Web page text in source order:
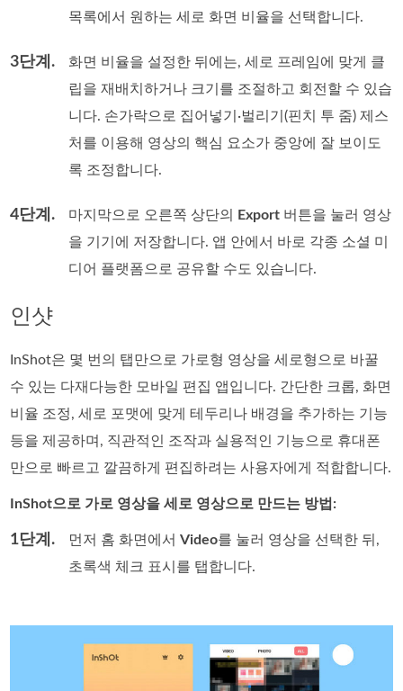
목록에서 원하는 세로 화면 비율을 선택합니다.
3단계.
화면 비율을 설정한 뒤에는, 세로 프레임에 맞게 클
립을 재배치하거나 크기를 조절하고 회전할 수 있습
니다. 손가락으로 집어넣기·벌리기(핀치 투 줌) 제스
처를 이용해 영상의 핵심 요소가 중앙에 잘 보이도
록 조정합니다.
4단계. 마지막으로 오른쪽 상단의 Export 버튼을 눌러 영상
을 기기에 저장합니다. 앱 안에서 바로 각종 소셜 미
디어 플랫폼으로 공유할 수도 있습니다.
인샷
InShot은 몇 번의 탭만으로 가로형 영상을 세로형으로 바꿀
수 있는 다재다능한 모바일 편집 앱입니다. 간단한 크롭, 화면
비율 조정, 세로 포맷에 맞게 테두리나 배경을 추가하는 기능
등을 제공하며, 직관적인 조작과 실용적인 기능으로 휴대폰
만으로 빠르고 깔끔하게 편집하려는 사용자에게 적합합니다.
InShot으로 가로 영상을 세로 영상으로 만드는 방법:
1단계. 먼저 홈 화면에서Video를 눌러 영상을 선택한 뒤,
초록색 체크 표시를 탭합니다.